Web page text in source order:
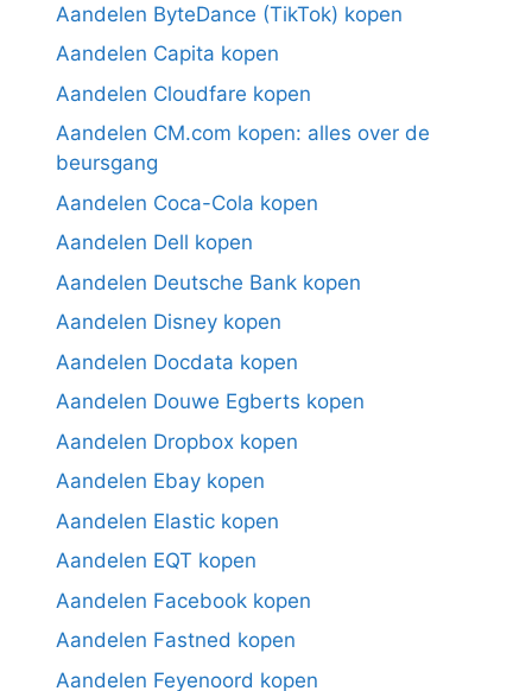
Aandelen ByteDance (TikTok) kopen
Aandelen Capita kopen
Aandelen Cloudfare kopen
Aandelen CM.com kopen: alles over de
beursgang
Aandelen Coca-Cola kopen
Aandelen Dell kopen
Aandelen Deutsche Bank kopen
Aandelen Disney kopen
Aandelen Docdata kopen
Aandelen Douwe Egberts kopen
Aandelen Dropbox kopen
Aandelen Ebay kopen
Aandelen Elastic kopen
Aandelen EQT kopen
Aandelen Facebook kopen
Aandelen Fastned kopen
Aandelen Feyenoord kopen